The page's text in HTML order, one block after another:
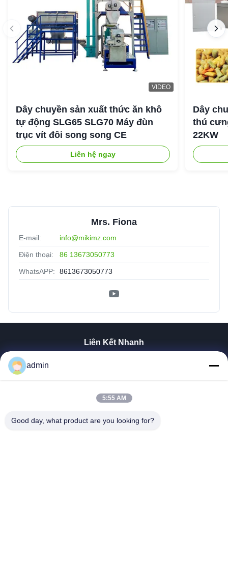
VIDEO
Dây chuyền sản xuất thức ăn khô
tự động SLG65 SLG70 Máy đùn
trục vít đôi song song CE
Liên hệ ngay
Dây
thú
22KW
Mrs. Fiona
E-mail: info@mikimz.com
Điện thoại: 86 13673050773
WhatsAPP: 8613673050773
Liên Kết Nhanh
Về Chúng Tôi
Kiểm Soát Chất Lượng
admin
5:55 AM
Good day, what product are you looking for?